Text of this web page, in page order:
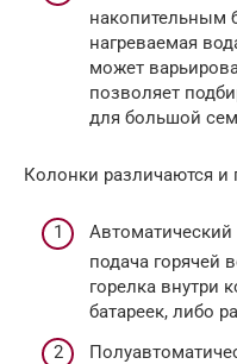
накопительным
нагреваемая
может
позволяет
для большой
Колонки различаются и
подача горячей
горелка внутри
батареек, либо